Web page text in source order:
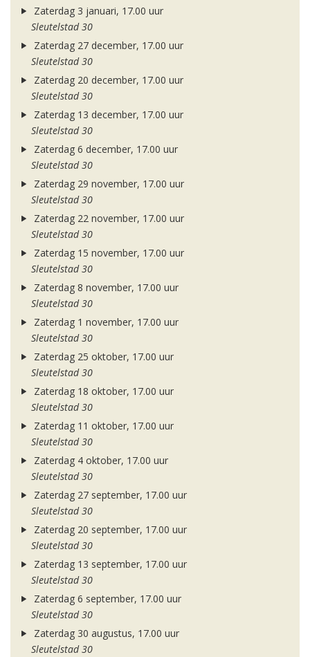
Zaterdag 3 januari, 17.00 uur
Sleutelstad 30
Zaterdag 27 december, 17.00 uur
Sleutelstad 30
Zaterdag 20 december, 17.00 uur
Sleutelstad 30
Zaterdag 13 december, 17.00 uur
Sleutelstad 30
Zaterdag 6 december, 17.00 uur
Sleutelstad 30
Zaterdag 29 november, 17.00 uur
Sleutelstad 30
Zaterdag 22 november, 17.00 uur
Sleutelstad 30
Zaterdag 15 november, 17.00 uur
Sleutelstad 30
Zaterdag 8 november, 17.00 uur
Sleutelstad 30
Zaterdag 1 november, 17.00 uur
Sleutelstad 30
Zaterdag 25 oktober, 17.00 uur
Sleutelstad 30
Zaterdag 18 oktober, 17.00 uur
Sleutelstad 30
Zaterdag 11 oktober, 17.00 uur
Sleutelstad 30
Zaterdag 4 oktober, 17.00 uur
Sleutelstad 30
Zaterdag 27 september, 17.00 uur
Sleutelstad 30
Zaterdag 20 september, 17.00 uur
Sleutelstad 30
Zaterdag 13 september, 17.00 uur
Sleutelstad 30
Zaterdag 6 september, 17.00 uur
Sleutelstad 30
Zaterdag 30 augustus, 17.00 uur
Sleutelstad 30